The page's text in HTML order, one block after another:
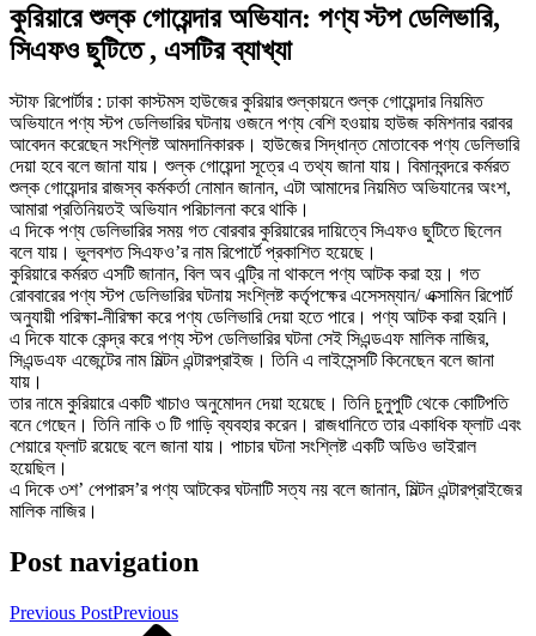
কুরিয়ারে শুল্ক গোয়েন্দার অভিযান: পণ্য স্টপ ডেলিভারি,
সিএফও ছুটিতে , এসটির ব্যাখ্যা
স্টাফ রিপোর্টার : ঢাকা কাস্টমস হাউজের কুরিয়ার শুল্কায়নে শুল্ক গোয়েন্দার নিয়মিত
অভিযানে পণ্য স্টপ ডেলিভারির ঘটনায় ওজনে পণ্য বেশি হওয়ায় হাউজ কমিশনার বরাবর
আবেদন করেছেন সংশ্লিষ্ট আমদানিকারক। হাউজের সিদ্ধান্ত মোতাবেক পণ্য ডেলিভারি
দেয়া হবে বলে জানা যায়। শুল্ক গোয়েন্দা সূত্রে এ তথ্য জানা যায়। বিমানবন্দরে কর্মরত
শুল্ক গোয়েন্দার রাজস্ব কর্মকর্তা নোমান জানান, এটা আমাদের নিয়মিত অভিযানের অংশ,
আমারা প্রতিনিয়তই অভিযান পরিচালনা করে থাকি।
এ দিকে পণ্য ডেলিভারির সময় গত বোরবার কুরিয়ারের দায়িত্বে সিএফও ছুটিতে ছিলেন
বলে যায়। ভুলবশত সিএফও’র নাম রিপোর্টে প্রকাশিত হয়েছে।
কুরিয়ারে কর্মরত এসটি জানান, বিল অব এন্ট্রি না থাকলে পণ্য আটক করা হয়। গত
রোববারের পণ্য স্টপ ডেলিভারির ঘটনায় সংশ্লিষ্ট কর্তৃপক্ষের এসেসম্যান/ এক্সামিন রিপোর্ট
অনুযায়ী পরিক্ষা-নীরিক্ষা করে পণ্য ডেলিভারি দেয়া হতে পারে। পণ্য আটক করা হয়নি।
এ দিকে যাকে কেন্দ্র করে পণ্য স্টপ ডেলিভারির ঘটনা সেই সিএন্ডএফ মালিক নাজির,
সিএন্ডএফ এজেন্টের নাম মিল্টন এন্টারপ্রাইজ। তিনি এ লাইসেন্সটি কিনেছেন বলে জানা
যায়।
তার নামে কুরিয়ারে একটি খাচাও অনুমোদন দেয়া হয়েছে। তিনি চুনুপুটি থেকে কোটিপতি
বনে গেছেন। তিনি নাকি ৩ টি গাড়ি ব্যবহার করেন। রাজধানিতে তার একাধিক ফ্লাট এবং
শেয়ারে ফ্লাট রয়েছে বলে জানা যায়। পাচার ঘটনা সংশ্লিষ্ট একটি অডিও ভাইরাল
হয়েছিল।
এ দিকে ৩শ’ পেপারস’র পণ্য আটকের ঘটনাটি সত্য নয় বলে জানান, মিল্টন এন্টারপ্রাইজের
মালিক নাজির।
Post navigation
Previous PostPrevious